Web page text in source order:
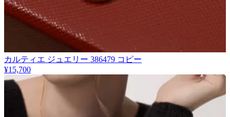
カルティエ ジュエリー 386479 コピー
¥15,700